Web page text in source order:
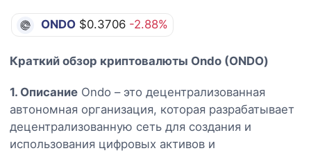
ONDO $0.3706 -2.88%
Краткий обзор криптовалюты Ondo (ONDО)
1. Описание Ondo – это децентрализованная
автономная организация, которая разрабатывает
децентрализованную сеть для создания и
использования цифровых активов и